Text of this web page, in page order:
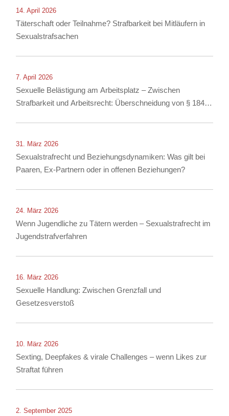
14. April 2026
Täterschaft oder Teilnahme? Strafbarkeit bei Mitläufern in
Sexualstrafsachen
7. April 2026
Sexuelle Belästigung am Arbeitsplatz – Zwischen
Strafbarkeit und Arbeitsrecht: Überschneidung von § 184i
31. März 2026
Sexualstrafrecht und Beziehungsdynamiken: Was gilt bei
Paaren, Ex-Partnern oder in offenen Beziehungen?
24. März 2026
Wenn Jugendliche zu Tätern werden – Sexualstrafrecht im
Jugendstrafverfahren
16. März 2026
Sexuelle Handlung: Zwischen Grenzfall und
Gesetzesverstoß
10. März 2026
Sexting, Deepfakes & virale Challenges – wenn Likes zur
Straftat führen
2. September 2025